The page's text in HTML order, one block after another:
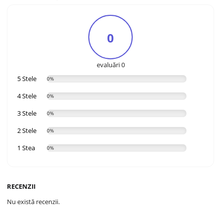
0
evaluări 0
5 Stele
0%
4 Stele 0%
3 Stele 0%
2 Stele 0%
1 Stea 0%
RECENZII
Nu există recenzii.